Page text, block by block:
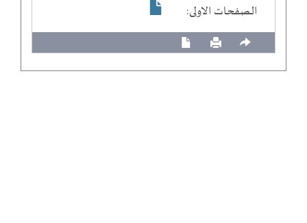
الصفحات الاولى: